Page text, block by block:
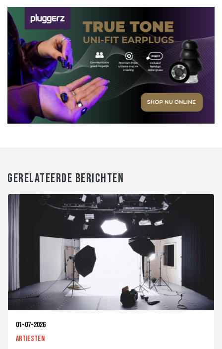
GERELATEERDE BERICHTEN
01-07-2026
Artiesten